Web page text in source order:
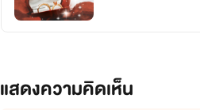
แสดงความคิดเห็น